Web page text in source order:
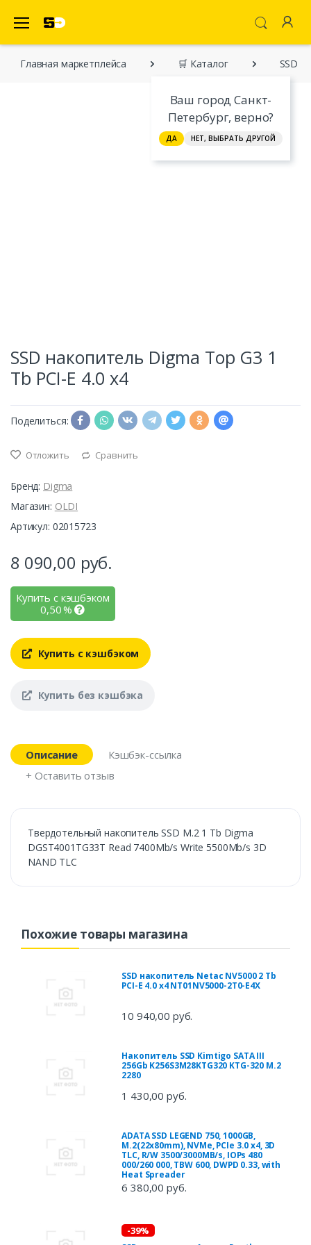
Ваш город Санкт-
Петербург, верно?
ДА НЕТ, ВЫБРАТЬ ДРУГОЙ
Главная марĸетплейса 🛒 Каталог SSD
SSD накопитель Digma Top G3 1
Tb PCI-E 4.0 х4
Поделиться:
Отложить Сравнить
Бренд: Digma
Магазин: OLDI
Артикул: 02015723
8 090,00 руб.
Купить с кэшбэком
0,50%
Купить с кэшбэком
Купить без кэшбэка
Описание
Кэшбэк-ссылка
+ Оставить отзыв
Твердотельный накопитель SSD M.2 1 Tb Digma
DGST4001TG33T Read 7400Mb/s Write 5500Mb/s 3D
NAND TLC
Похожие товары магазина
SSD накопитель Netac NV5000 2 Tb
PCI-E 4.0 х4 NT01NV5000-2T0-E4X
10 940,00 руб.
Накопитель SSD Kimtigo SATA III
256Gb K256S3M28KTG320 KTG-320 M.2
2280
1 430,00 руб.
ADATA SSD LEGEND 750, 1000GB,
M.2(22x80mm), NVMe, PCIe 3.0 x4, 3D
TLC, R/W 3500/3000MB/s, IOPs 480
000/260 000, TBW 600, DWPD 0.33, with
Heat Spreader
6 380,00 руб.
-39%